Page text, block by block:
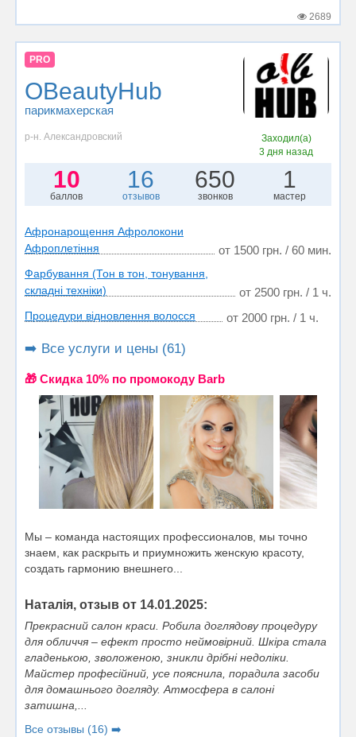
2689
PRO
OBeautyHub
парикмахерская
р-н. Александровский
Заходил(а)
3 дня назад
10
баллов
16
отзывов
650
звонков
1
мастер
Афронарощення Афролокони
Афроплетіння
от 1500 грн. / 60 мин.
Фарбування (Тон в тон, тонування,
складні техніки)
от 2500 грн. / 1 ч.
Процедури відновлення волосся от 2000 грн. / 1 ч.
➡️ Все услуги и цены (61)
🎁 Cкидка 10% по промокоду Barb
Мы – команда настоящих профессионалов, мы точно
знаем, как раскрыть и приумножить женскую красоту,
создать гармонию внешнего...
Наталія, отзыв от 14.01.2025:
Прекрасний салон краси. Робила доглядову процедуру
для обличчя – ефект просто неймовірний. Шкіра стала
гладенькою, зволоженою, зникли дрібні недоліки.
Майстер професійний, усе пояснила, порадила засоби
для домашнього догляду. Атмосфера в салоні
затишна,...
Все отзывы (16) ➡️